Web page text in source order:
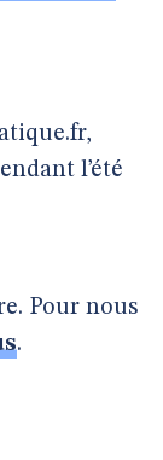
l’été
Pour nous
.